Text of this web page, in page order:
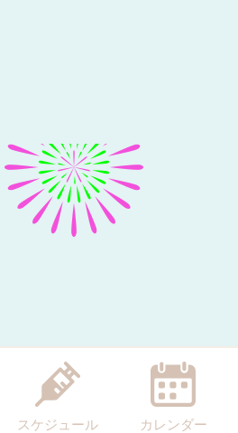
スケジュール カレンダー